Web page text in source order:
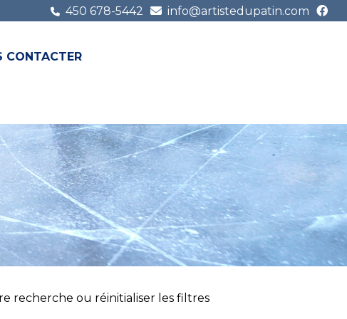
450 678-5442 info@artistedupatin.com
CONTACTER
recherche ou réinitialiser les filtres